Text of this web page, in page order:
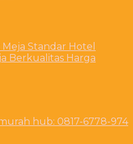
Standar Hotel
Berkualitas Harga